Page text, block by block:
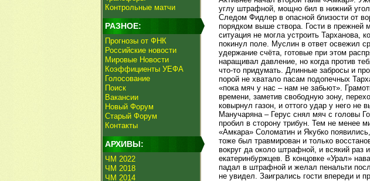
Контрольные матчи
РАЗНОЕ:
Прогнозы от ФНК
Российские новости
Мировые Новости
Коэффициенты УЕФА
Голосование
Поиск
Вакансии
Новый Форум
Старый Форум
Контакты
АРХИВЫ:
ЧМ 2022
ЧМ 2018
ЧМ 2014
углу штрафной, мощно бил в нижний
Следом Фидлер в опасной близости от
порядком выше створа. Гости в прежней
ситуация не могла устроить Тарханова,
покинул поле. Муслин в ответ освежил
удержание счёта, готовые при этом
наращивал давление, но когда против
что-то придумать. Длинные забросы и
порой не хватало пасам подопечных
«пока мяч у нас – нам не забьют».
времени, заметив свободную зону,
ковырнул газон, и оттого удар у него
Манучаряна – Герус снял мяч с головы
пробил в сторону трибун. Тем не менее
«Амкара» Соломатин и Якубко
тоже был травмирован и только
вокруг да около штрафной, и всякий раз
екатеринбуржцев. В концовке «Урал»
падал в штрафной и желал пенальти
не увидел. Заигрались гости впереди и